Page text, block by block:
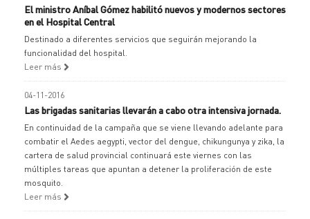
El ministro Aníbal Gómez habilitó nuevos y modernos sectores
en el Hospital Central
Destinado a diferentes servicios que seguirán mejorando la
funcionalidad del hospital.
Leer más
04-11-2016
Las brigadas sanitarias llevarán a cabo otra intensiva jornada.
En continuidad de la campaña que se viene llevando adelante para
combatir el Aedes aegypti, vector del dengue, chikungunya y zika, la
cartera de salud provincial continuará este viernes con las
múltiples tareas que apuntan a detener la proliferación de este
mosquito.
Leer más